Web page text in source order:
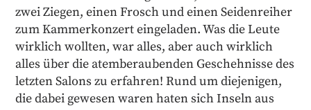
zwei Ziegen, einen Frosch und einen Seidenreiher
zum Kammerkonzert eingeladen. Was die Leute
wirklich wollten, war alles, aber auch wirklich
alles über die atemberaubenden Geschehnisse des
letzten Salons zu erfahren! Rund um diejenigen,
die dabei gewesen waren haten sich Inseln aus